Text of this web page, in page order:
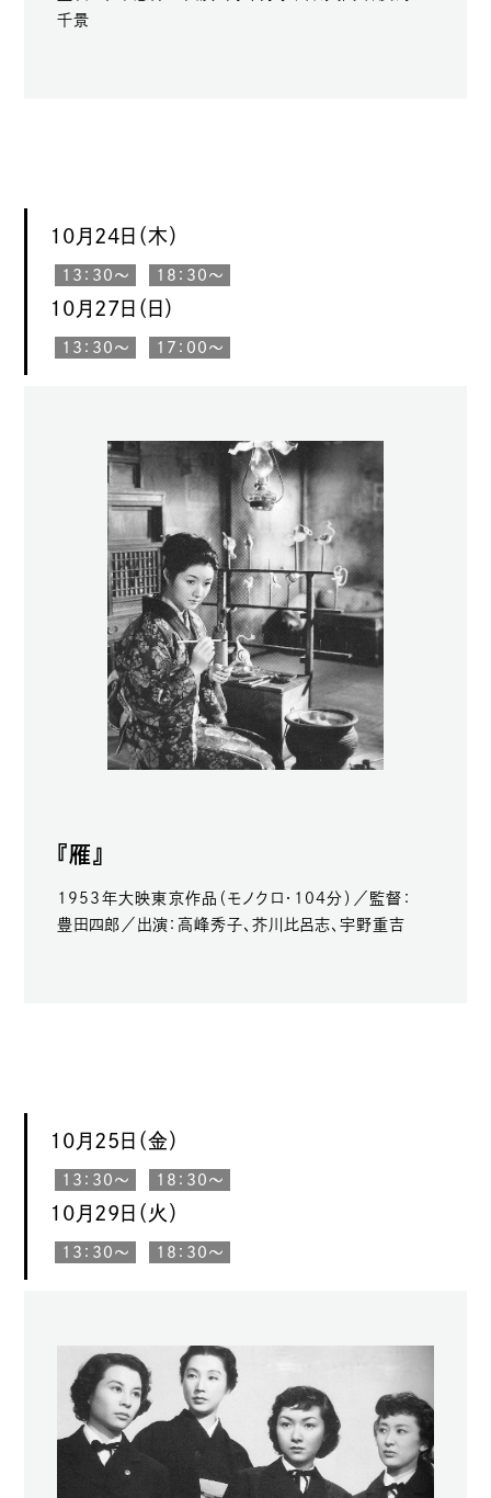
千景
10月24日（木）
13：30〜 18：30〜
10月27日（日）
13：30〜 17：00〜
『雁』
1953年大映東京作品（モノクロ・104分）／監督：
豊田四郎／出演：高峰秀子、芥川比呂志、宇野重吉
10月25日（金）
13：30〜 18：30〜
10月29日（火）
13：30〜 18：30〜